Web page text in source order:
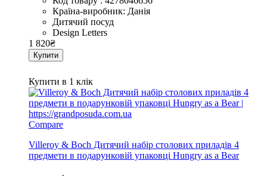
Країна-виробник: Данія
Дитячий посуд
Design Letters
1 820₴
Купити
Купити в 1 клік
Compare
Villeroy & Boch Дитячий набір столових приладів 4
предмети в подарунковій упаковці Hungry as a Bear